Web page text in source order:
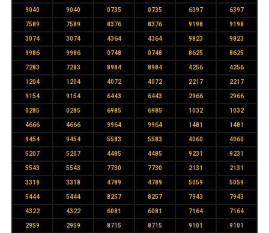
9040 9040 0735 0735 6397 6397
7589 7589 8376 8376 9198 9198
3074 3074 4364 4364 9823 9823
9986 9986 0748 0748 8625 8625
7283 7283 8984 8984 4256 4256
1204 1204 4072 4072 2217 2217
9154 9154 6443 6443 2966 2966
0285 0285 6985 6985 1032 1032
4666 4666 9964 9964 1481 1481
9454 9454 5583 5583 4060 4060
5207 5207 4485 4485 9231 9231
5543 5543 7730 7730 2131 2131
3318 3318 4789 4789 5059 5059
5444 5444 8257 8257 7943 7943
4322 4322 6081 6081 7164 7164
2959 2959 8715 8715 9101 9101